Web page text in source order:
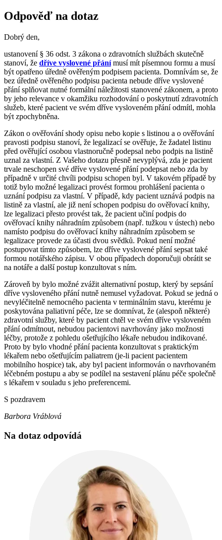
Odpověď na dotaz
Dobrý den,
ustanovení § 36 odst. 3 zákona o zdravotních službách skutečně
stanoví, že dříve vyslovené přánímusí mít písemnou formu a musí
být opatřeno úředně ověřeným podpisem pacienta. Domnívám se, že
bez úředně ověřeného podpisu pacienta nebude dříve vyslovené
přání splňovat nutné formální náležitosti stanovené zákonem, a proto
by jeho relevance v okamžiku rozhodování o poskytnutí zdravotních
služeb, které pacient ve svém dříve vysloveném přání odmítl, mohla
být zpochybněna.
Zákon o ověřování shody opisu nebo kopie s listinou a o ověřování
pravosti podpisu stanoví, že legalizací se ověřuje, že žadatel listinu
před ověřující osobou vlastnoručně podepsal nebo podpis na listině
uznal za vlastní. Z Vašeho dotazu přesně nevyplývá, zda je pacient
trvale neschopen své dříve vyslovené přání podepsat nebo zda by
případně v určité chvíli podpisu schopen byl. V takovém případě by
totiž bylo možné legalizaci provést formou prohlášení pacienta o
uznání podpisu za vlastní. V případě, kdy pacient uznává podpis na
listině za vlastní, ale již není schopen podpisu do ověřovací knihy,
lze legalizaci přesto provést tak, že pacient učiní podpis do
ověřovací knihy náhradním způsobem (např. tužkou v ústech) nebo
namísto podpisu do ověřovací knihy náhradním způsobem se
legalizace provede za účasti dvou svědků. Pokud není možné
postupovat tímto způsobem, lze dříve vyslovené přání sepsat také
formou notářského zápisu. V obou případech doporučuji obrátit se
na notáře a další postup konzultovat s ním.
Zároveň by bylo možné zvážit alternativní postup, který by sepsání
dříve vysloveného přání nutně nemusel vyžadovat. Pokud se jedná o
nevyléčitelně nemocného pacienta v terminálním stavu, kterému je
poskytována paliativní péče, lze se domnívat, že (alespoň některé)
zdravotní služby, které by pacient chtěl ve svém dříve vysloveném
přání odmítnout, nebudou pacientovi navrhovány jako možnosti
léčby, protože z pohledu ošetřujícího lékaře nebudou indikované.
Proto by bylo vhodné přání pacienta konzultovat s praktickým
lékařem nebo ošetřujícím paliatrem (je-li pacient pacientem
mobilního hospice) tak, aby byl pacient informován o navrhovaném
léčebném postupu a aby se podílel na sestavení plánu péče společně
s lékařem v souladu s jeho preferencemi.
S pozdravem
Barbora Vráblová
Na dotaz odpovídá